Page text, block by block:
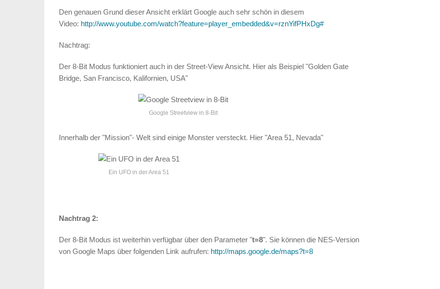
Den genauen Grund dieser Ansicht erklärt Google auch sehr schön in diesem
Video: http://www.youtube.com/watch?feature=player_embedded&v=rznYifPHxDg#
Nachtrag:
Der 8-Bit Modus funktioniert auch in der Street-View Ansicht. Hier als Beispiel "Golden Gate
Bridge, San Francisco, Kalifornien, USA"
Google Streetview in 8-Bit
Innerhalb der "Mission"- Welt sind einige Monster versteckt. Hier "Area 51, Nevada"
Ein UFO in der Area 51
Nachtrag 2:
Der 8-Bit Modus ist weiterhin verfügbar über den Parameter "t=8". Sie können die NES-Version
von Google Maps über folgenden Link aufrufen: http://maps.google.de/maps?t=8